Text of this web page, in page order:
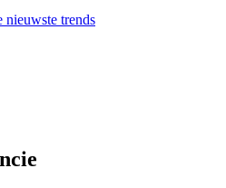
nieuwste trends